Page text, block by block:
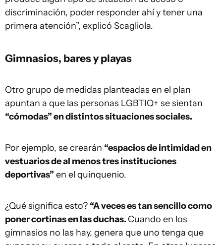
discriminación, poder responder ahí y tener una
primera atención”, explicó Scagliola.
Gimnasios, bares y playas
Otro grupo de medidas planteadas en el plan
apuntan a que las personas LGBTIQ+ se sientan
“cómodas” en distintos situaciones sociales.
Por ejemplo, se crearán “espacios de intimidad en
vestuarios de al menos tres instituciones
deportivas” en el quinquenio.
¿Qué significa esto? “A veces es tan sencillo como
poner cortinas en las duchas. Cuando en los
gimnasios no las hay, genera que uno tenga que